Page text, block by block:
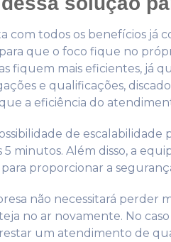
com todos os benefícios já
que o foco fique no
fiquem mais eficientes, já
e qualificações,
a eficiência do
de escalabilidade
minutos. Além disso, a
proporcionar a
não necessitará
no ar novamente. No
um atendimento de